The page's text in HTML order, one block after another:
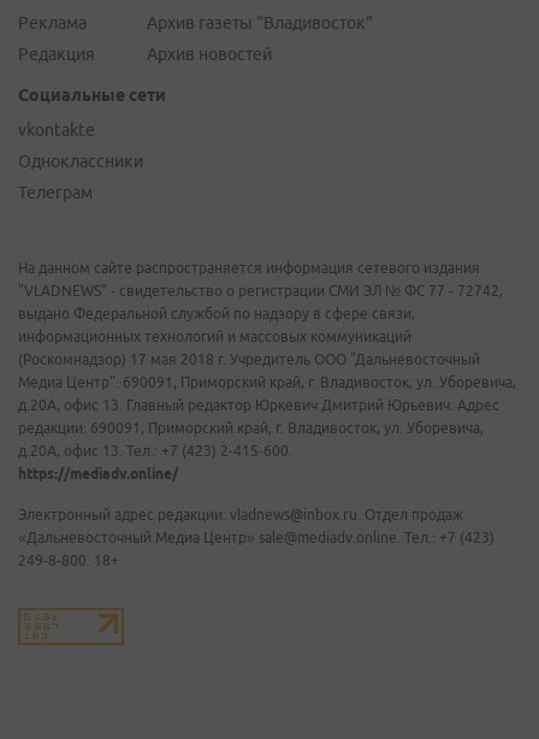
Реклама
Редакция
Архив газеты "Владивосток"
Архив новостей
Социальные сети
vkontakte
Одноклассники
Телеграм
На данном сайте распространяется информация сетевого издания
"VLADNEWS" - свидетельство о регистрации СМИ ЭЛ № ФС 77 - 72742,
выдано Федеральной службой по надзору в сфере связи,
информационных технологий и массовых коммуникаций
(Роскомнадзор) 17 мая 2018 г. Учредитель ООО "Дальневосточный
Медиа Центр". 690091, Приморский край, г. Владивосток, ул. Уборевича,
д.20А, офис 13. Главный редактор Юркевич Дмитрий Юрьевич. Адрес
редакции: 690091, Приморский край, г. Владивосток, ул. Уборевича,
д.20А, офис 13. Тел.: +7 (423) 2-415-600.
https://mediadv.online/
Электронный адрес редакции: vladnews@inbox.ru. Отдел продаж
«Дальневосточный Медиа Центр» sale@mediadv.online. Тел.: +7 (423)
249-8-800. 18+